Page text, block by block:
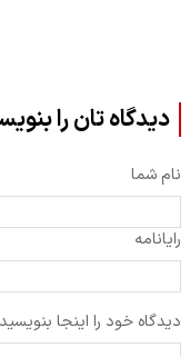
دیدگاه تان را
نام شما
رایانامه
دیدگاه خود را اینجا